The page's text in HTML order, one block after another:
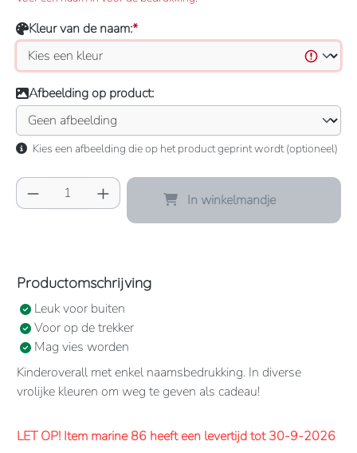
Kleur van de naam:*
Afbeelding op product:
Kies een afbeelding die op het product geprint wordt (optioneel)
Producthoeveelheid: Voer de gewenste
In winkelmandje
Productomschrijving
Leuk voor buiten
Voor op de trekker
Mag vies worden
Kinderoverall met enkel naamsbedrukking. In diverse
vrolijke kleuren om weg te geven als cadeau!
LET OP! Item marine 86 heeft een levertijd tot 30-9-2026